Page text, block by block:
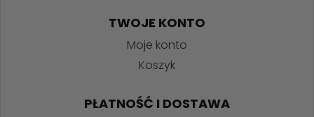
TWOJE KONTO
Moje konto
Koszyk
PŁATNOŚĆ I DOSTAWA